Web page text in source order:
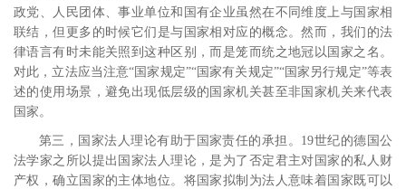
政党、人民团体、事业单位和国有企业虽然在不同维度上与国家相
联结，但更多的时候它们是与国家相对应的概念。然而，我们的法
律语言有时未能关照到这种区别，而是笼而统之地冠以国家之名。
对此，立法应当注意“国家规定”“国家有关规定”“国家另行规定”等表
述的使用场景，避免出现低层级的国家机关甚至非国家机关来代表
国家。
第三，国家法人理论有助于国家责任的承担。 19世纪的德国公
法学家之所以提出国家法人理论，是为了否定君主对国家的私人财
产权，确立国家的主体地位。将国家拟制为法人意味着国家既可以